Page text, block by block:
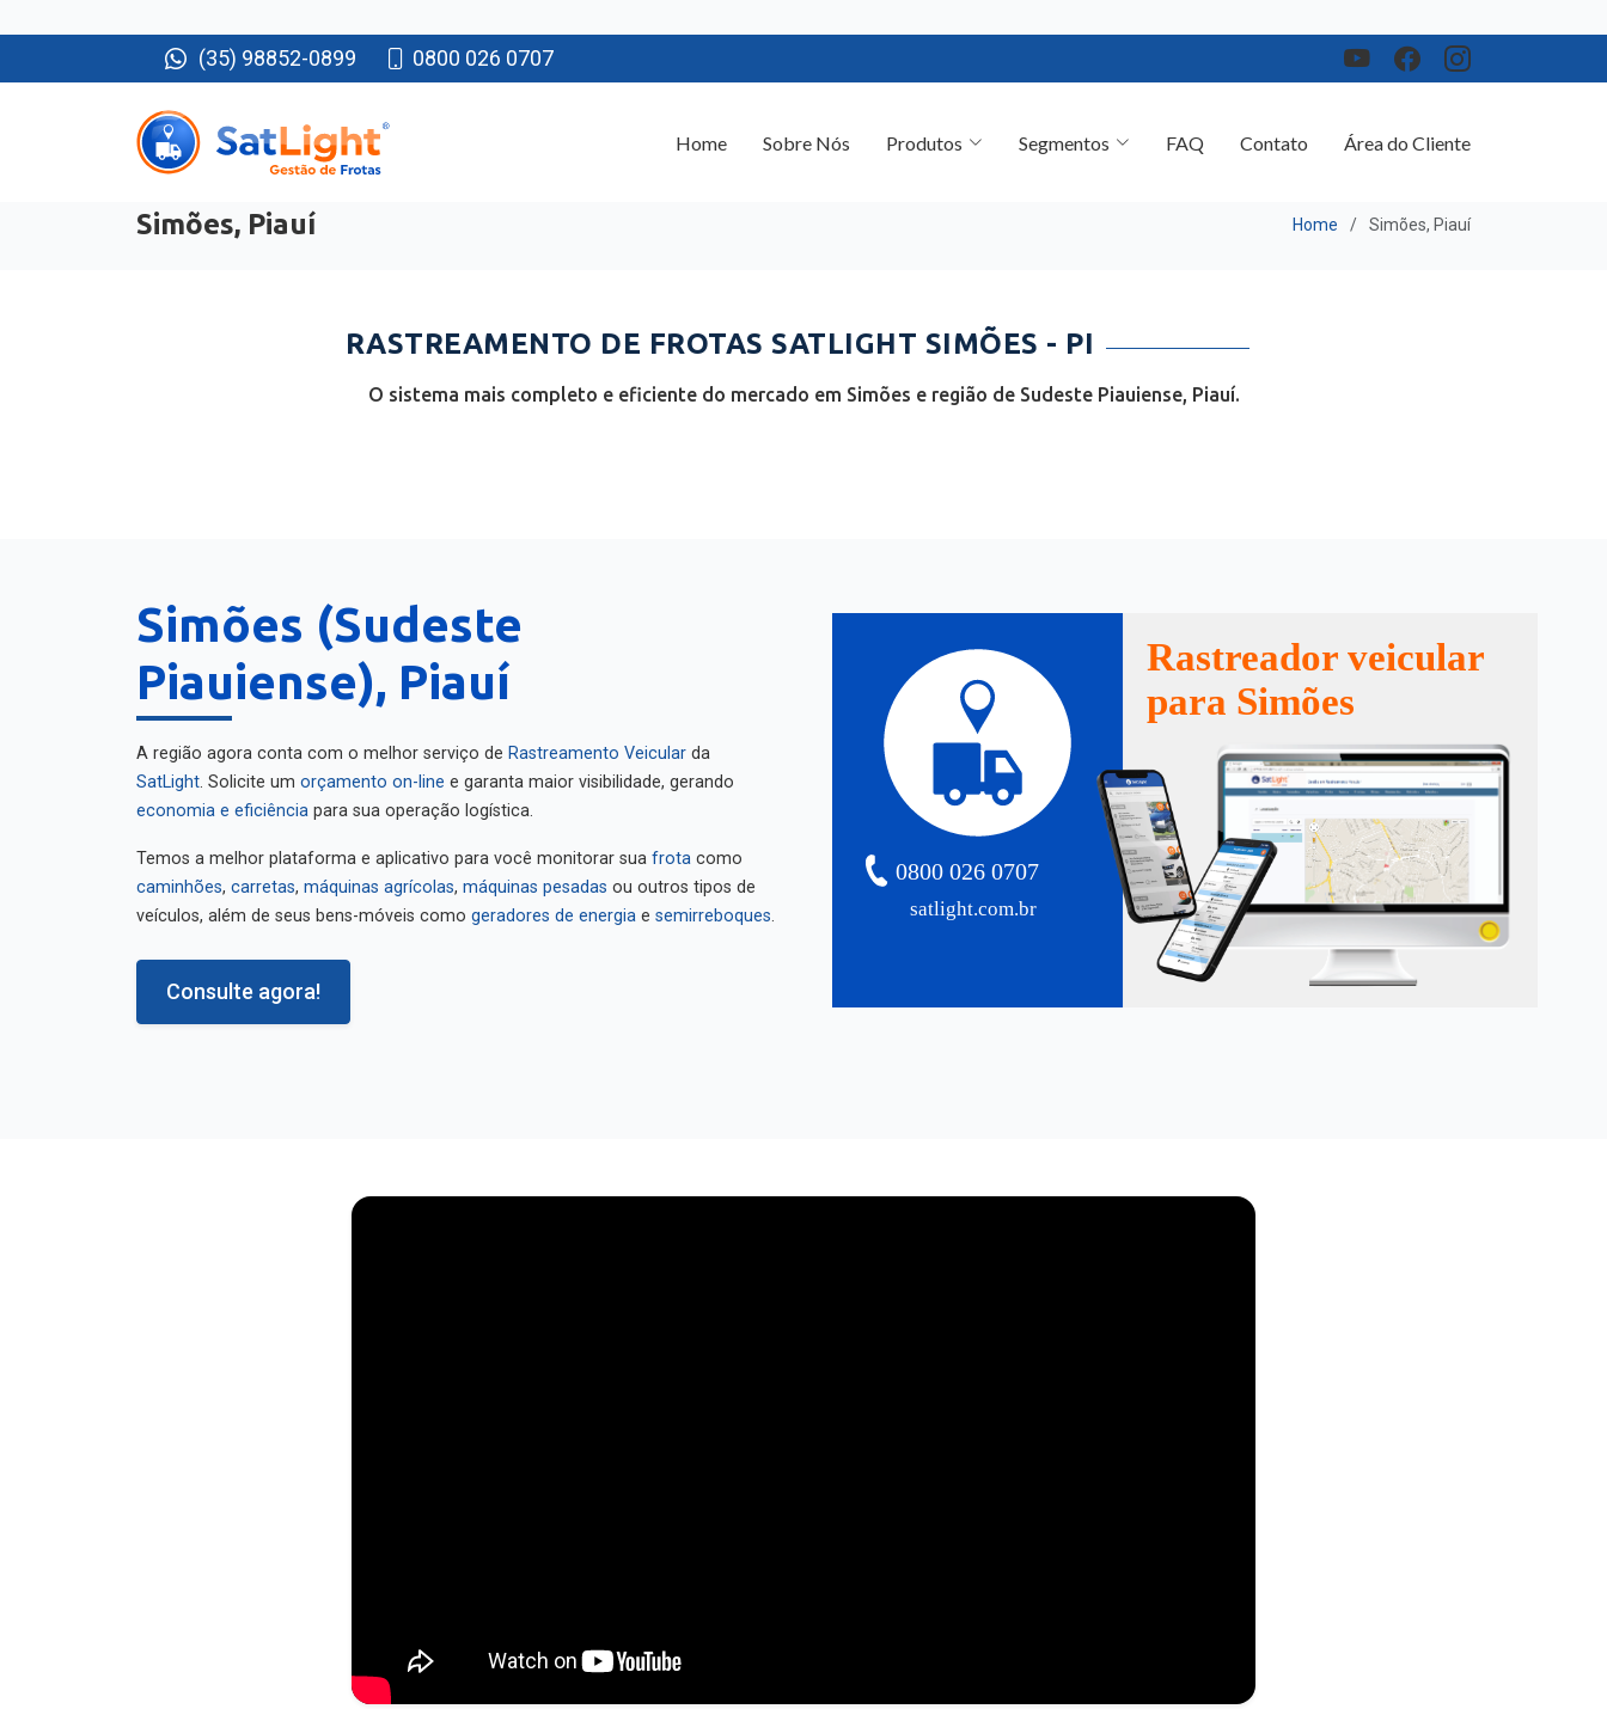
Simões, Piauí
RASTREAMENTO DE FROTAS SATLIGHT SIMÕES - PI
O sistema mais completo e eficiente do mercado em Simões e região de Sudeste Piauiense, Piauí.
Simões (Sudeste
Piauiense), Piauí
A região agora conta com o melhor serviço de Rastreamento Veicular
da
SatLight
. Solicite um orçamento on-line
e garanta maior visibilidade, gerando
economia e eficiência
para sua operação logística.
Temos a melhor plataforma e aplicativo para você monitorar sua frota
caminhões
máquinas agrícolas máquinas pesadas
ou outros tipos de
veículos, além de seus bens-móveis como
geradores de energia semirreboques
Consulte agora!
satlight.com.br
0800 026 0707
Rastreador veicular
para Simões